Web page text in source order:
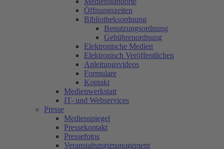
Öffnungszeiten
Bibliotheksordnung
Benutzungsordnung
Gebührenordnung
Elektronische Medien
Elektronisch Veröffentlichen
Anleitungsvideos
Formulare
Kontakt
Medienwerkstatt
IT- und Webservices
Presse
Medienspiegel
Pressekontakt
Pressefotos
Veranstaltungsmanagement